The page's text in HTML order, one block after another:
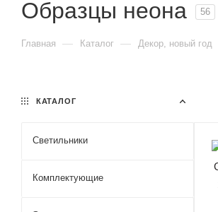
Образцы неона 56
Главная — Каталог — Декор, новый год
КАТАЛОГ
Светильники
Комплектующие